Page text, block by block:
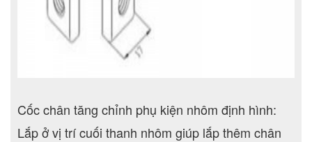
Cốc chân tăng chỉnh phụ kiện nhôm định hình:
Lắp ở vị trí cuối thanh nhôm giúp lắp thêm chân